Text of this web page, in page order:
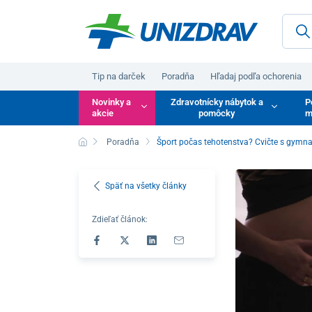
Tip na darček Poradňa Hľadaj podľa ochorenia
Novinky a
akcie
Zdravotnícky nábytok a
pomôcky
Poradňa Šport počas tehotenstva? Cvičte s
Späť na všetky články
Zdieľať článok: